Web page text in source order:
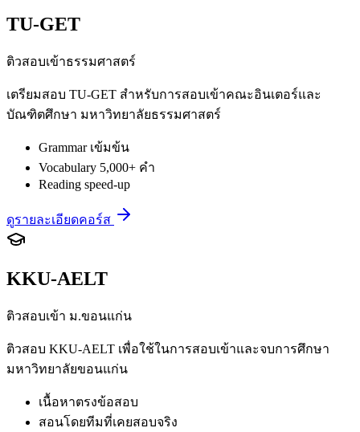
TU-GET
ติวสอบเข้าธรรมศาสตร์
เตรียมสอบ TU-GET สำหรับการสอบเข้าคณะอินเตอร์และ
บัณฑิตศึกษา มหาวิทยาลัยธรรมศาสตร์
Grammar เข้มข้น
Vocabulary 5,000+ คำ
Reading speed-up
ดูรายละเอียดคอร์ส
KKU-AELT
ติวสอบเข้า ม.ขอนแก่น
ติวสอบ KKU-AELT เพื่อใช้ในการสอบเข้าและจบการศึกษา
มหาวิทยาลัยขอนแก่น
เนื้อหาตรงข้อสอบ
สอนโดยทีมที่เคยสอบจริง